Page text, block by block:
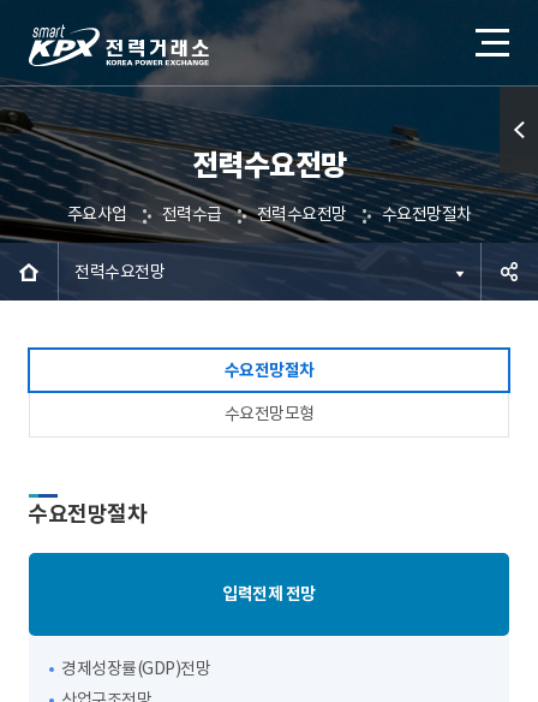
전력수요전망
주요사업 전력수급 전력수요전망 수요전망절차
전력수요전망
기
수요전망절차
수요전망모형
수요전망절차
입력전제 전망
경제성장률(GDP)전망
퀵메
뉴 열
기